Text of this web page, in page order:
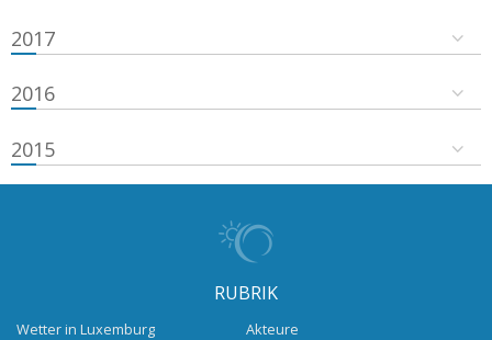
2017
2016
2015
RUBRIK
Wetter in Luxemburg
Akteure